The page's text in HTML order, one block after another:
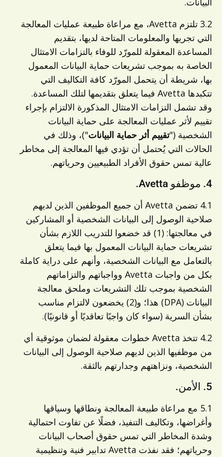
3.2 تلتزم Avetta، مع مراعاة طبيعة عمليات المعالجة
التي تجريها والمعلومات المتاحة لديها، بتقديم
المساعدة المعقولة للمورّد للوفاء بالتزامات الامتثال
الخاصة به بموجب تشريعات حماية البيانات المعمول
بها، شريطة أن يتحمل المورّد كافة التكاليف التي
تتكبدها Avetta فيما يتعلق بتقديمها لتلك المساعدة.
وقد تشمل التزامات الامتثال المذكورة الالتزام بإجراء
تقييم لأثر عمليات المعالجة على حماية البيانات
الشخصية ("تقييم أثر حماية البيانات")، وذلك في
الحالات التي يُحتمل أن تؤدي فيها المعالجة إلى مخاطر
عالية تمس حقوق الأفراد الطبيعيين وحرياتهم.
4. موظفو Avetta.
4.1 تضمن Avetta أن جميع الموظفين الذين لديهم
صلاحية الوصول إلى البيانات الشخصية أو المشاركين
في معالجتها: (1) قد خضعوا للتدريب اللازم بشأن
تشريعات حماية البيانات المعمول بها فيما يتعلق
بالتعامل مع البيانات الشخصية، وأنهم على دراية كاملة
بكل من واجبات Avetta وواجباتهم والتزاماتهم
الشخصية بموجب تلك التشريعات وملحق معالجة
البيانات (DPA) هذا؛ و(2) يخضعون لالتزام مناسب
بشأن السرية (سواء كان واجبًا تعاقديًا أو قانونيًا).
4.2 تتخذ Avetta خطوات معقولة لضمان موثوقية أي
من موظفيها الذين لديهم صلاحية الوصول إلى البيانات
الشخصية، ونزاهتهم وجدارتهم بالثقة.
5. الأمن.
5.1 مع مراعاة طبيعة المعالجة ونطاقها وسياقها
وأغراضها، وتكاليف التنفيذ، فضلًا عن تفاوت احتمالية
وشدة المخاطر التي تمس حقوق أصحاب البيانات
وحرياتهم؛ فقد نفذت Avetta تدابير فنية وتنظيمية